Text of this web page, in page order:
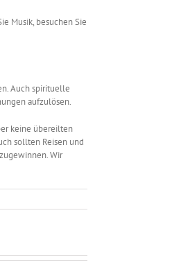
Musik, besuchen Sie
Auch spirituelle
aufzulösen.
keine übereilten
sollten Reisen und
Wir